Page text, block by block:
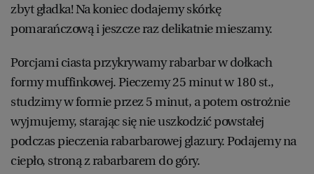
zbyt gładka! Na koniec dodajemy skórkę
pomarańczową i jeszcze raz delikatnie mieszamy.
Porcjami ciasta przykrywamy rabarbar w dołkach
formy muffinkowej. Pieczemy 25 minut w 180 st.,
studzimy w formie przez 5 minut, a potem ostrożnie
wyjmujemy, starając się nie uszkodzić powstałej
podczas pieczenia rabarbarowej glazury. Podajemy na
ciepło, stroną z rabarbarem do góry.